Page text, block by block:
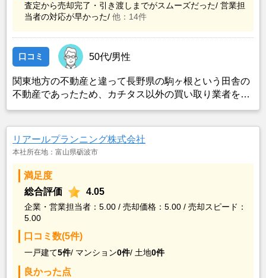
査定から売却完了・引き渡しまでがスムーズだった/ 営業担
当者の対応が早かった/ 他：14件
口コミ 50代/男性
関東地方の不動産と違って長野県の駒ヶ根という田舎の
不動産であったため、カチタス以外の買い取り業者をみ
つけることができなかったことがカチタスを選んだ一番
も空き家の状態で不動産を残しておけないと考えて売却
を決めた。
リアールプランニング株式会社
本社所在地：富山県砺波市
満足度
総合評価
4.05
企業・営業担当者：5.00 / 売却価格：5.00 / 売却スピード：
5.00
口コミ数(5件)
一戸建て5件/ マンション0件/ 土地0件
良かった点